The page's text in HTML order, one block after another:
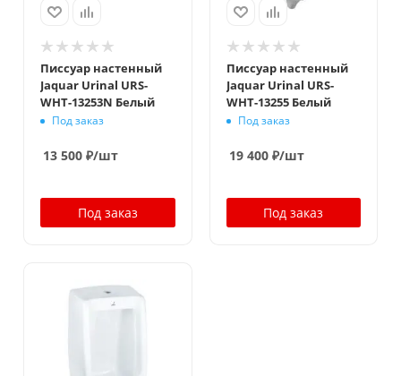
Писсуар настенный
Jaquar Urinal URS-
WHT-13253N Белый
Под заказ
13 500 ₽/шт
Под заказ
Писсуар настенный
Jaquar Urinal URS-
WHT-13255 Белый
Под заказ
19 400₽/шт
Под заказ